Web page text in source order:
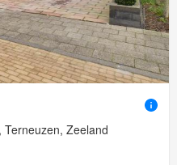
Zeeland